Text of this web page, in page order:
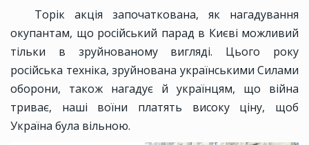
Торік акція започаткована, як нагадування
окупантам, що російський парад в Києві можливий
тільки в зруйнованому вигляді. Цього року
російська техніка, зруйнована українськими Силами
оборони, також нагадує й українцям, що війна
триває, наші воїни платять високу ціну, щоб
Україна була вільною.